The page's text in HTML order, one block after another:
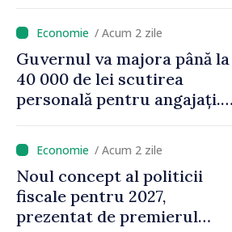
/ Acum 2 zile
Guvernul va majora până la
40 000 de lei scutirea
personală pentru angajați.
de milioane de lei îi lăsăm
oamenilor”/ Acum 2 zile
Noul concept al politicii
fiscale pentru 2027,
prezentat de premierul